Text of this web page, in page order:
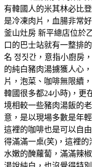
有韓國人的米其林必比
是冷凍肉片，血腸非常
釜山灶房 新平總店位於
口的巴士站就有一整排
名 정짓간，意指小廚房
的純白豬肉湯擄獲人心
片，泡菜、咖啡無限續
韓國很多都24小時)，更
境相較一些豬肉湯飯的
意，是以現場多數是年
這裡的咖啡也是可以自
得滿滿一桌(笑)，這裡
水嫩的醃蘿蔔，滿滿辣